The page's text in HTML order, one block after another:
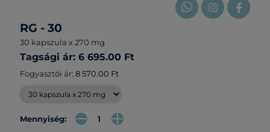
RG - 30
30 kapszula x 270 mg
Tagsági ár: 6 695.00 Ft
Fogyasztói ár: 8 570.00 Ft
Mennyiség: